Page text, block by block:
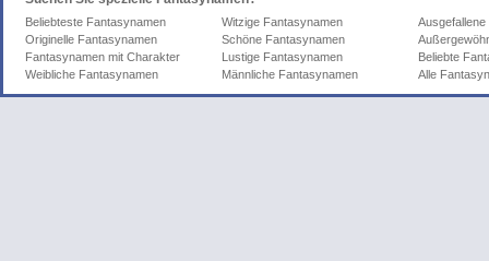
Beliebteste Fantasynamen Witzige Fantasynamen
Originelle Fantasynamen
Schöne Fantasynamen
Fantasynamen mit Charakter
Lustige Fantasynamen
Beliebte
Weibliche Fantasynamen
Männliche Fantasynamen Alle